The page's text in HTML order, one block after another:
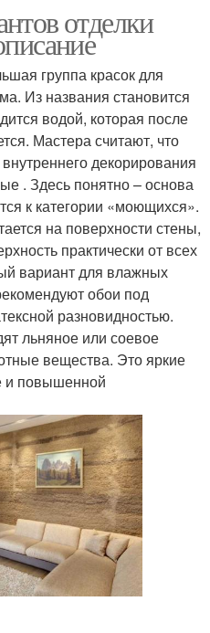
отделки
группа красок для
Из названия становится
водой, которая после
Мастера считают, что
декорирования
. Здесь понятно – основа
к категории «моющихся».
на поверхности стены,
практически от всех
вариант для влажных
обои под
разновидностью.
льняное или соевое
вещества. Это яркие
и повышенной